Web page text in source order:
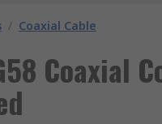
/ Coaxial Cable
Coaxial